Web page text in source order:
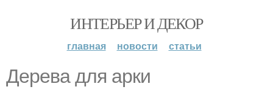
ИНТЕРЬЕР И ДЕКОР
главная новости статьи
Дерева для арки